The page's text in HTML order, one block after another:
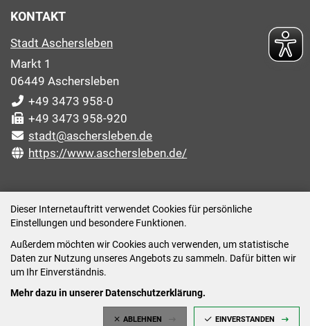
Dieser Internetauftritt verwendet Cookies für persönliche
Einstellungen und besondere Funktionen.
Außerdem möchten wir Cookies auch verwenden, um statistische
Daten zur Nutzung unseres Angebots zu sammeln. Dafür bitten wir
um Ihr Einverständnis.
Mehr dazu in unserer Datenschutzerklärung.
ABLEHNEN EINVERSTANDEN
KONTAKT
Stadt Aschersleben
Markt 1
06449 Aschersleben
+49 3473 958-0
+49 3473 958-920
stadt@aschersleben.de
https://www.aschersleben.de/
Montag: 09:00-12:00 /14:00-15:00 Uhr
Dienstag: 09:00-12:00 /14:00-16:00 Uhr
Mittwoch: 09:00 - 12:00 Uhr (nach vorheriger
Donnerstag: 09:00-12:00 /14:00-18:00 Uhr